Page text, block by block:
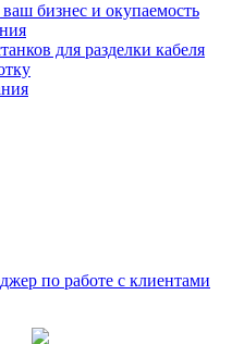
бизнес и окупаемость
для разделки кабеля
по работе с клиентами